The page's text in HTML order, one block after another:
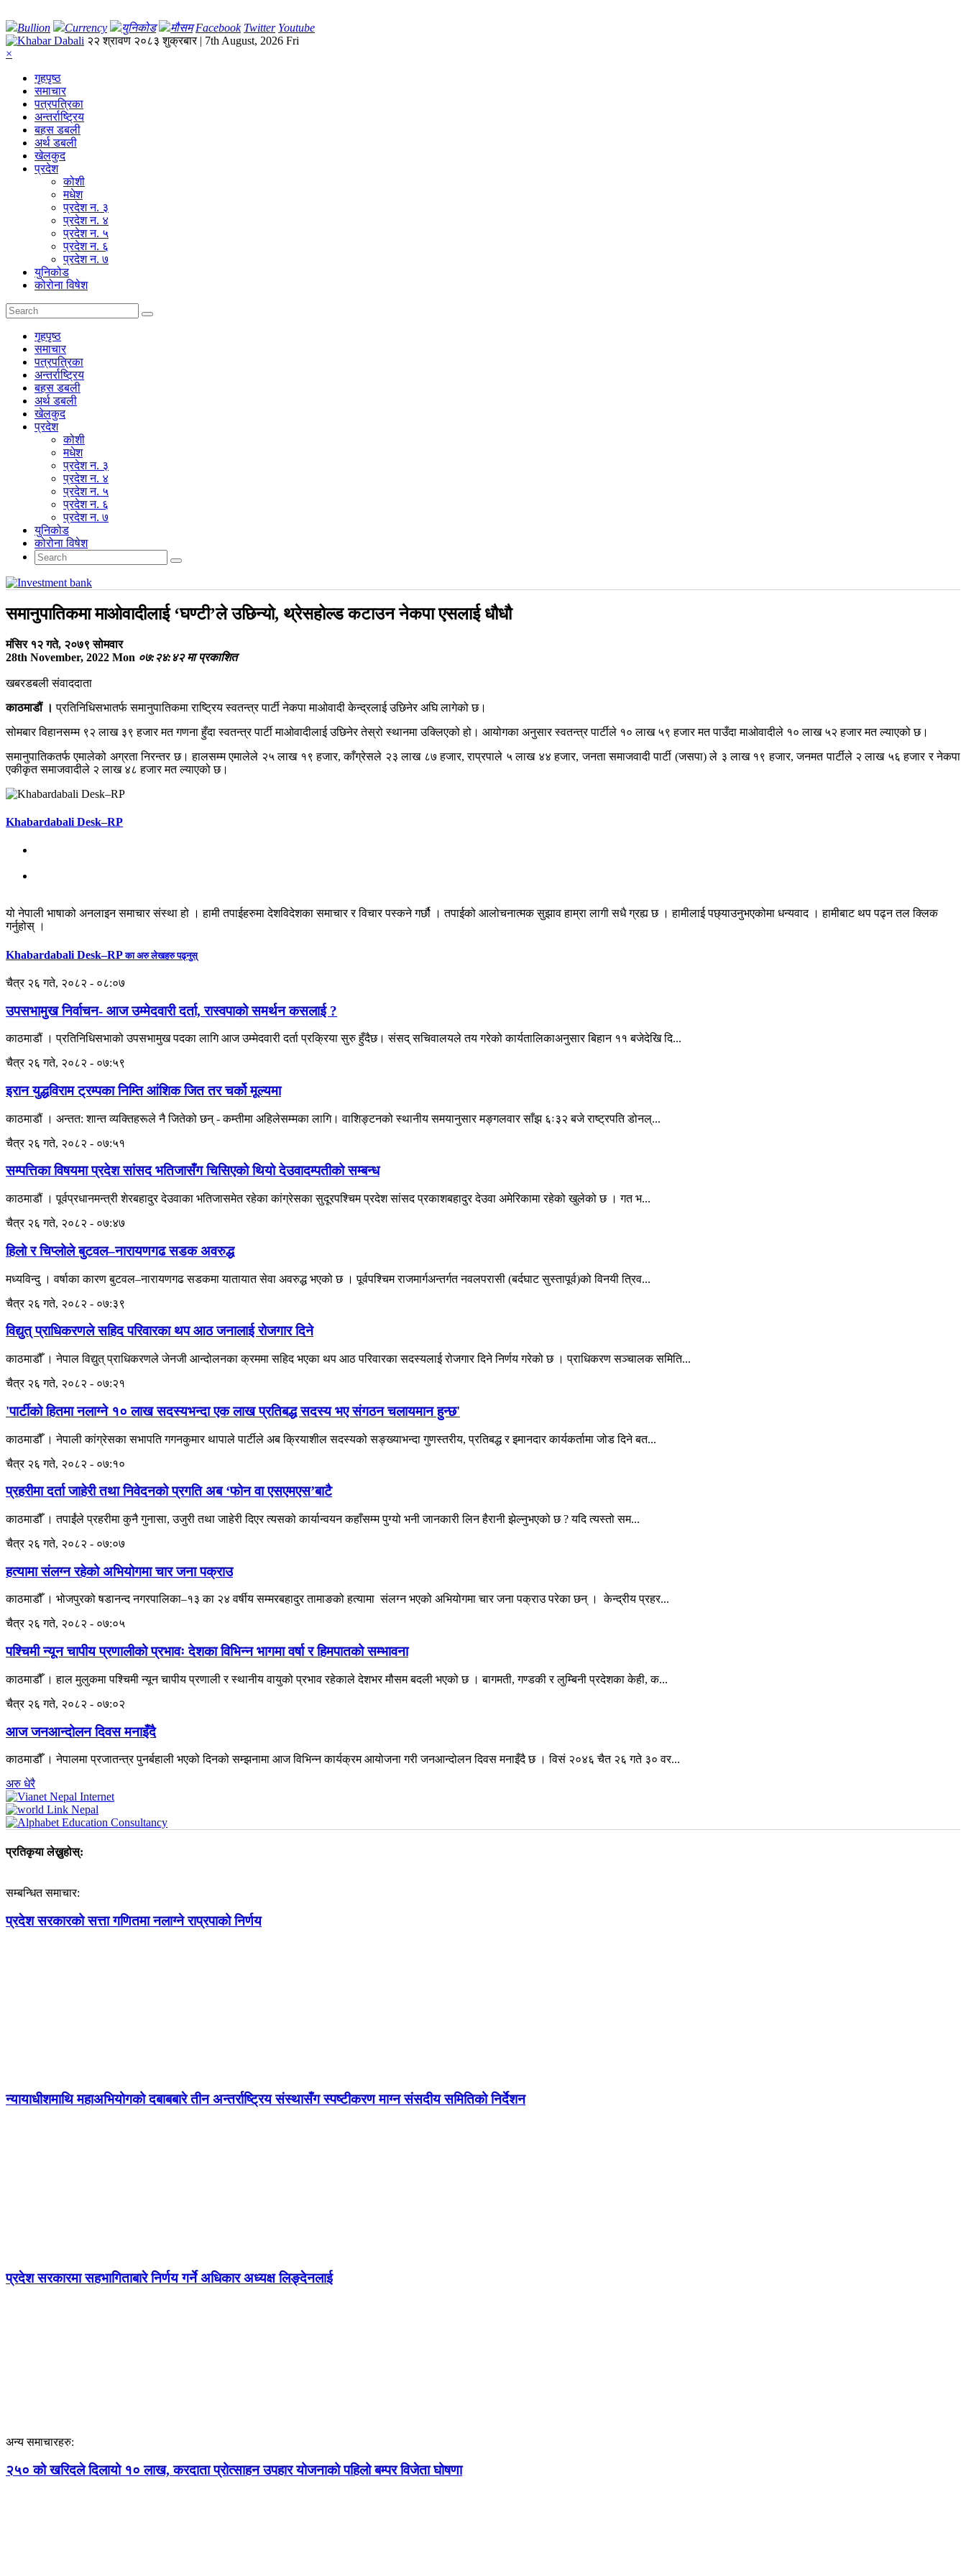
Bullion Currency युनिकोड मौसम Facebook Twitter Youtube
२२ श्रावण २०८३ शुक्रबार | 7th August, 2026 Fri
×
गृहपृष्‍ठ
समाचार
पत्रपत्रिका
अन्तर्राष्ट्रिय
बहस डबली
अर्थ डबली
खेलकुद
प्रदेश
कोशी
मधेश
प्रदेश न. ३
प्रदेश न. ४
प्रदेश न. ५
प्रदेश न. ६
प्रदेश न. ७
युनिकोड
कोरोना विषेश
गृहपृष्‍ठ
समाचार
पत्रपत्रिका
अन्तर्राष्ट्रिय
बहस डबली
अर्थ डबली
खेलकुद
प्रदेश
कोशी
मधेश
प्रदेश न. ३
प्रदेश न. ४
प्रदेश न. ५
प्रदेश न. ६
प्रदेश न. ७
युनिकोड
कोरोना विषेश
समानुपातिकमा माओवादीलाई ‘घण्टी’ले उछिन्यो, थ्रेसहोल्ड कटाउन नेकपा एसलाई धौधौ
मंसिर १२ गते, २०७९ सोमवार
28th November, 2022 Mon ०७:२४:४२ मा प्रकाशित
खबरडबली संवाददाता
काठमाडौं ।प्रतिनिधिसभातर्फ समानुपातिकमा राष्ट्रिय स्वतन्त्र पार्टी नेकपा माओवादी केन्द्रलाई उछिनेर अघि लागेको छ।
सोमबार विहानसम्म ९२ लाख ३९ हजार मत गणना हुँदा स्वतन्त्र पार्टी माओवादीलाई उछिनेर तेस्रो स्थानमा उक्लिएको हो। आयोगका अनुसार स्वतन्त्र पार्टीले १० लाख ५९ हजार मत पाउँदा माओवादीले १० लाख ५२ हजार मत ल्याएको छ।
समानुपातिकतर्फ एमालेको अग्रता निरन्तर छ। हालसम्म एमालेले २५ लाख १९ हजार, काँग्रेसले २३ लाख ८७ हजार, राप्रपाले ५ लाख ४४ हजार, जनता समाजवादी पार्टी (जसपा) ले ३ लाख १९ हजार, जनमत पार्टीले २ लाख ५६ हजार र नेकपा
एकीकृत समाजवादीले २ लाख ४८ हजार मत ल्याएको छ।
Khabardabali Desk–RP
यो नेपाली भाषाको अनलाइन समाचार संस्था हो । हामी तपाईहरुमा देशविदेशका समाचार र विचार पस्कने गर्छौ । तपाईको आलोचनात्मक सुझाव हाम्रा लागी सधै ग्रह्य छ । हामीलाई पछ्याउनुभएकोमा धन्यवाद । हामीबाट थप पढ्न तल क्लिक
गर्नुहोस् ।
Khabardabali Desk–RPका अरु लेखहरु पढ्नुस्
चैत्र २६ गते, २०८२ - ०८:०७
उपसभामुख निर्वाचन- आज उम्मेदवारी दर्ता, रास्वपाको समर्थन कसलाई ?
काठमाडौं । प्रतिनिधिसभाको उपसभामुख पदका लागि आज उम्मेदवारी दर्ता प्रक्रिया सुरु हुँदैछ। संसद् सचिवालयले तय गरेको कार्यतालिकाअनुसार बिहान ११ बजेदेखि दि...
चैत्र २६ गते, २०८२ - ०७:५९
इरान युद्धविराम ट्रम्पका निम्ति आंशिक जित तर चर्को मूल्यमा
काठमाडौं । अन्तत: शान्त व्यक्तिहरूले नै जितेको छन् - कम्तीमा अहिलेसम्मका लागि। वाशिङ्टनको स्थानीय समयानुसार मङ्गलवार साँझ ६ः३२ बजे राष्ट्रपति डोनल्...
चैत्र २६ गते, २०८२ - ०७:५१
सम्पत्तिका विषयमा प्रदेश सांसद भतिजासँग चिसिएको थियो देउवादम्पतीको सम्बन्ध
काठमाडौं । पूर्वप्रधानमन्त्री शेरबहादुर देउवाका भतिजासमेत रहेका कांग्रेसका सुदूरपश्चिम प्रदेश सांसद प्रकाशबहादुर देउवा अमेरिकामा रहेको खुलेको छ । गत भ...
चैत्र २६ गते, २०८२ - ०७:४७
हिलो र चिप्लोले बुटवल–नारायणगढ सडक अवरुद्ध
मध्यविन्दु । वर्षाका कारण बुटवल–नारायणगढ सडकमा यातायात सेवा अवरुद्ध भएको छ । पूर्वपश्चिम राजमार्गअन्तर्गत नवलपरासी (बर्दघाट सुस्तापूर्व)को विनयी त्रिव...
चैत्र २६ गते, २०८२ - ०७:३९
विद्युत् प्राधिकरणले सहिद परिवारका थप आठ जनालाई रोजगार दिने
काठमाडौँ । नेपाल विद्युत् प्राधिकरणले जेनजी आन्दोलनका क्रममा सहिद भएका थप आठ परिवारका सदस्यलाई रोजगार दिने निर्णय गरेको छ । प्राधिकरण सञ्चालक समिति...
चैत्र २६ गते, २०८२ - ०७:२१
'पार्टीको हितमा नलाग्ने १० लाख सदस्यभन्दा एक लाख प्रतिबद्ध सदस्य भए संगठन चलायमान हुन्छ'
काठमाडौँ । नेपाली कांग्रेसका सभापति गगनकुमार थापाले पार्टीले अब क्रियाशील सदस्यको सङ्ख्याभन्दा गुणस्तरीय, प्रतिबद्ध र इमानदार कार्यकर्तामा जोड दिने बत...
चैत्र २६ गते, २०८२ - ०७:१०
प्रहरीमा दर्ता जाहेरी तथा निवेदनको प्रगति अब ‘फोन वा एसएमएस’बाटै
काठमाडौँ । तपाईंले प्रहरीमा कुनै गुनासा, उजुरी तथा जाहेरी दिएर त्यसको कार्यान्वयन कहाँसम्म पुग्यो भनी जानकारी लिन हैरानी झेल्नुभएको छ ? यदि त्यस्तो सम...
चैत्र २६ गते, २०८२ - ०७:०७
हत्यामा संलग्न रहेको अभियोगमा चार जना पक्राउ
काठमाडौँ । भोजपुरको षडानन्द नगरपालिका–१३ का २४ वर्षीय सम्मरबहादुर तामाङको हत्यामा संलग्न भएको अभियोगमा चार जना पक्राउ परेका छन् । केन्द्रीय प्रहर...
चैत्र २६ गते, २०८२ - ०७:०५
पश्चिमी न्यून चापीय प्रणालीको प्रभावः देशका विभिन्न भागमा वर्षा र हिमपातको सम्भावना
काठमाडौँ । हाल मुलुकमा पश्चिमी न्यून चापीय प्रणाली र स्थानीय वायुको प्रभाव रहेकाले देशभर मौसम बदली भएको छ । बागमती, गण्डकी र लुम्बिनी प्रदेशका केही, क...
चैत्र २६ गते, २०८२ - ०७:०२
आज जनआन्दोलन दिवस मनाइँदै
काठमाडौँ । नेपालमा प्रजातन्त्र पुनर्बहाली भएको दिनको सम्झनामा आज विभिन्न कार्यक्रम आयोजना गरी जनआन्दोलन दिवस मनाइँदै छ । विसं २०४६ चैत २६ गते ३० वर...
अरु धेरै
प्रतिकृया लेख्नुहोस्:
सम्बन्धित समाचार:
प्रदेश सरकारको सत्ता गणितमा नलाग्ने राप्रपाको निर्णय
न्यायाधीशमाथि महाअभियोगको दबाबबारे तीन अन्तर्राष्ट्रिय संस्थासँग स्पष्टीकरण माग्न संसदीय समितिको निर्देशन
प्रदेश सरकारमा सहभागिताबारे निर्णय गर्ने अधिकार अध्यक्ष लिङ्देनलाई
अन्य समाचारहरु:
२५० को खरिदले दिलायो १० लाख, करदाता प्रोत्साहन उपहार योजनाको पहिलो बम्पर विजेता घोषणा